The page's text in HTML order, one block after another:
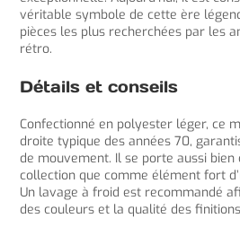
véritable symbole de cette ère
pièces les plus recherchées par les
rétro.
Détails et conseils
Confectionné en polyester léger, ce
droite typique des années 70,
de mouvement. Il se porte aussi bien
collection que comme élément fort
Un lavage à froid est recommandé
des couleurs et la qualité des